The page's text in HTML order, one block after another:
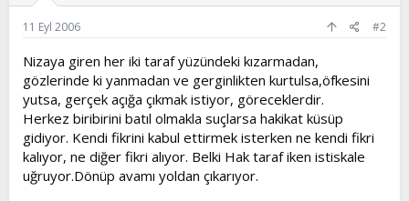
11 Eyl 2006 #2
Nizaya giren her iki taraf yüzündeki kızarmadan,
gözlerinde ki yanmadan ve gerginlikten kurtulsa,öfkesini
yutsa, gerçek açığa çıkmak istiyor, göreceklerdir.
Herkez biribirini batıl olmakla suçlarsa hakikat küsüp
gidiyor. Kendi fikrini kabul ettirmek isterken ne kendi fikri
kalıyor, ne diğer fikri alıyor. Belki Hak taraf iken istiskale
uğruyor.Dönüp avamı yoldan çıkarıyor.